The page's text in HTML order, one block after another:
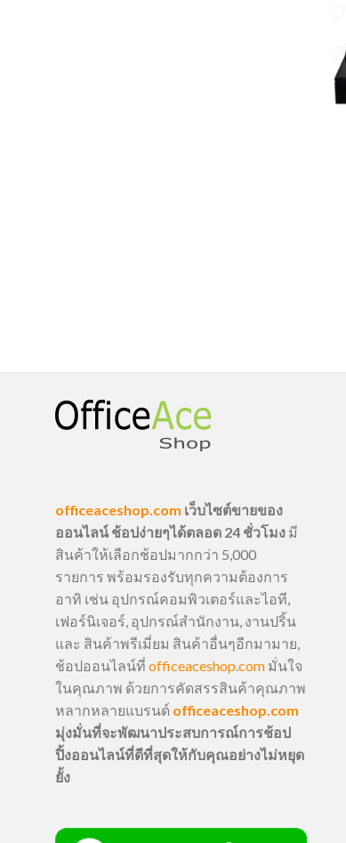
officeaceshop.com เว็บไซต์ขายของ
ออนไลน์ ช้อปง่ายๆได้ตลอด 24 ชั่วโมง มี
สินค้าให้เลือกช้อปมากกว่า 5,000
รายการ พร้อมรองรับทุกความต้องการ
อาทิ เช่น อุปกรณ์คอมพิวเตอร์และไอที,
เฟอร์นิเจอร์, อุปกรณ์สำนักงาน, งานปริ้น
และ สินค้าพรีเมี่ยม สินค้าอื่นๆอีกมามาย,
ช้อปออนไลน์ที่ officeaceshop.com มั่นใจ
ในคุณภาพ ด้วยการคัดสรรสินค้าคุณภาพ
หลากหลายแบรนด์ officeaceshop.com
มุ่งมั่นที่จะพัฒนาประสบการณ์การช้อป
ปิ้งออนไลน์ที่ดีที่สุดให้กับคุณอย่างไม่หยุด
ยั้ง